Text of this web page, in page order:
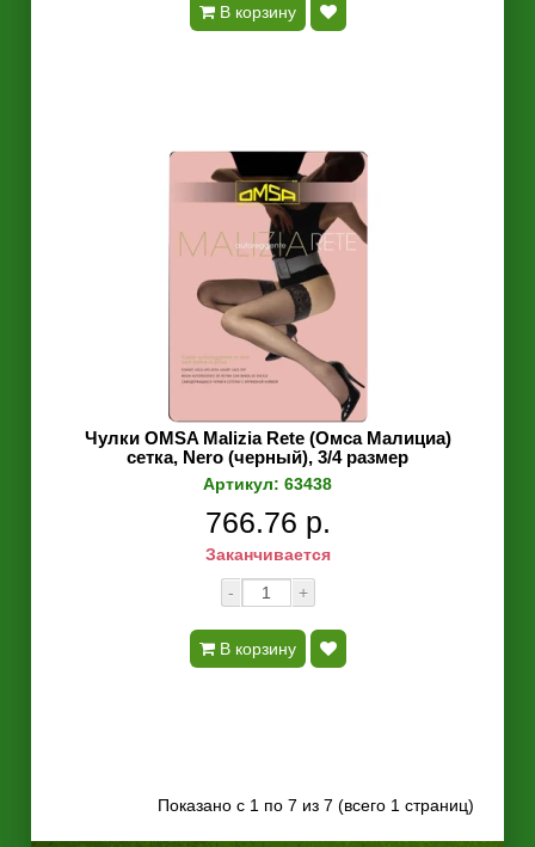
В корзину
Чулки OMSA Malizia Rete (Омса Малициа)
сетка, Nero (черный), 3/4 размер
Артикул: 63438
766.76 р.
Заканчивается
-
+
В корзину
Показано с 1 по 7 из 7 (всего 1 страниц)